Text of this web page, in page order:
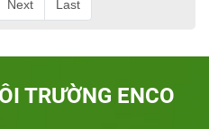
Next Last
TRƯỜNG ENCO